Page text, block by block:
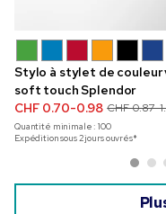
Stylo à stylet de couleur
soft touch Splendor
CHF 0.70-0.98 CHF 0.87-
Quantité minimale :100
Expédition sous 2 jours ouvrés*